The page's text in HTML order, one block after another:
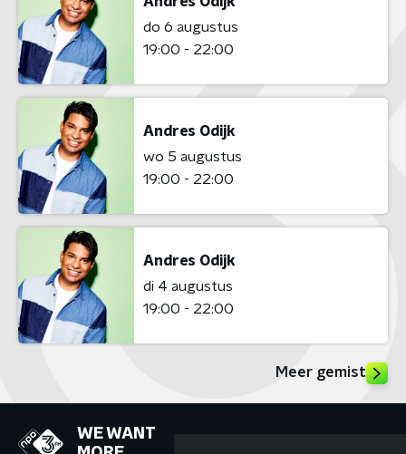
do 6 augustus
19:00 - 22:00
Andres Odijk
wo 5 augustus
19:00 - 22:00
Andres Odijk
di 4 augustus
19:00 - 22:00
Meer gemist
WE WANT